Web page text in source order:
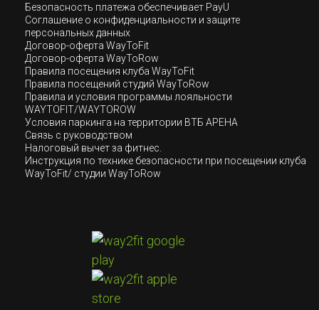
Безопасность платежа обеспечивает PayU
Соглашение о конфиденциальности и защите
персональных данных
Договор-оферта WayToFit
Договор-оферта WayToRow
Правила посещения клуба WayToFit
Правила посещений студий WayToRow
Правила и условия программы лояльности
WAYTOFIT/WAYTOROW
Условия паркинга на территории ВТБ АРЕНА
Связь с руководством
Налоговый вычет за фитнес.
Инструкция по технике безопасности при посещении клуба
WayToFit/ студии WayToRow